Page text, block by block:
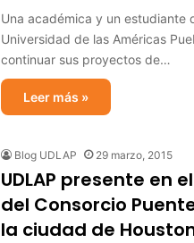
Una académica y un estudiante
Universidad de las Américas
continuar sus proyectos de…
Leer más »
Blog UDLAP 29 marzo, 2015
UDLAP presente en
del Consorcio
la ciudad de